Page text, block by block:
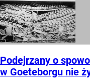
Podejrzany o
w Goeteborgu nie